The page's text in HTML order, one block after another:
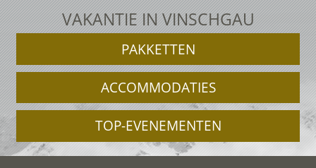
VAKANTIE IN VINSCHGAU
PAKKETTEN
ACCOMMODATIES
TOP-EVENEMENTEN